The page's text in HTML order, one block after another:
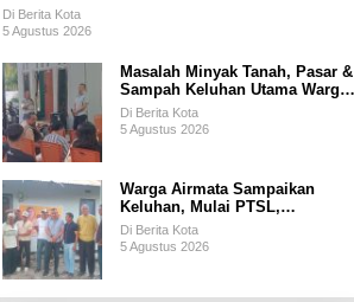
Susah Pupuk Subsidi
Di Berita Kota
5 Agustus 2026
Masalah Minyak Tanah, Pasar &
Sampah Keluhan Utama Warga
Airnona
Di Berita Kota
5 Agustus 2026
Warga Airmata Sampaikan
Keluhan, Mulai PTSL,
Ketersediaan Minyak Tanah &
Lahan Pemakaman
Di Berita Kota
5 Agustus 2026